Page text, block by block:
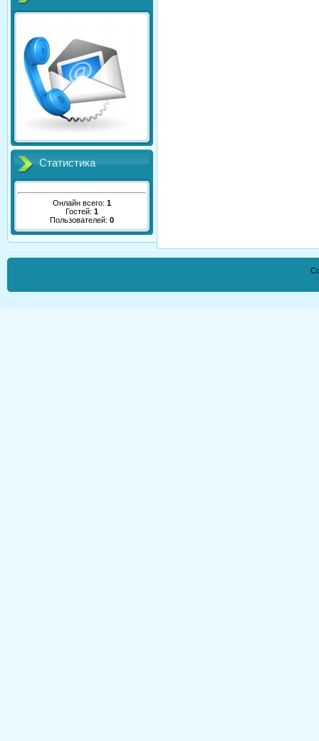
Статистика
Онлайн всего: 1
Гостей: 1
Пользователей: 0